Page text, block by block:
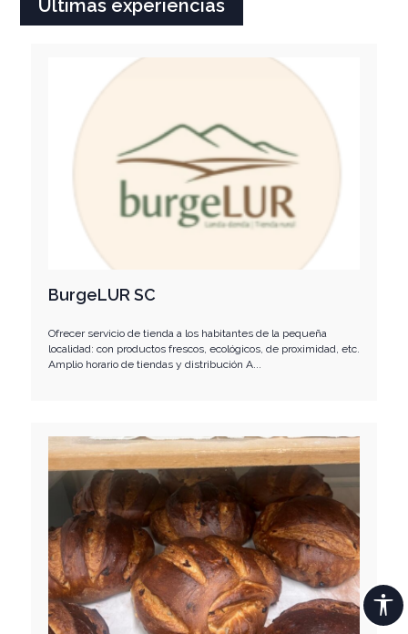
Últimas experiencias
BurgeLUR SC
Ofrecer servicio de tienda a los habitantes de la pequeña
localidad: con productos frescos, ecológicos, de proximidad, etc.
Amplio horario de tiendas y distribución A...